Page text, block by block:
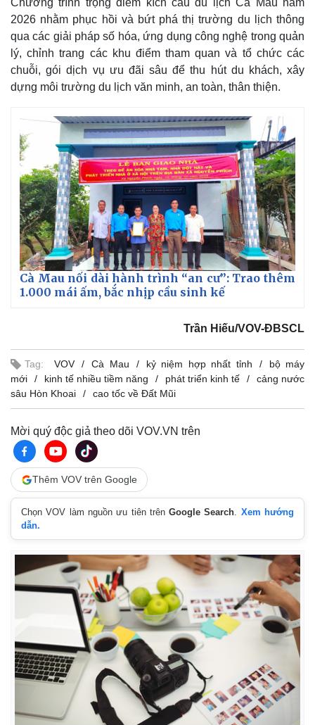
Pháp luật
Vụ án
Quân sự - Quốc phòng
Vũ khí
Việt Nam
Phân tích
2026 nhằm phục hồi và bứt phá thị trường du lịch thông
qua các giải pháp số hóa, ứng dụng công nghệ trong quản
lý, chỉnh trang các khu điểm tham quan và tổ chức các
chuỗi, gói dịch vụ ưu đãi sâu để thu hút du khách, xây
dựng môi trường du lịch văn minh, an toàn, thân thiện.
Cà Mau nối dài hành trình “an cư”: Trao thêm
1.000 mái ấm, bắc nhịp cầu sinh kế
Trần Hiếu/VOV-ĐBSCL
Tag: VOV Cà Mau kỷ niệm hợp nhất tỉnh
bộ máy
mới
kinh tế nhiều tiềm năng phát triển kinh tế
cảng nước
sâu Hòn Khoai
cao tốc về Đất Mũi
Mời quý độc giả theo dõi VOV.VN trên
Thêm VOV trên Google
Chọn VOV làm nguồn ưu tiên trênGoogle Search. Xem hướng
dẫn.